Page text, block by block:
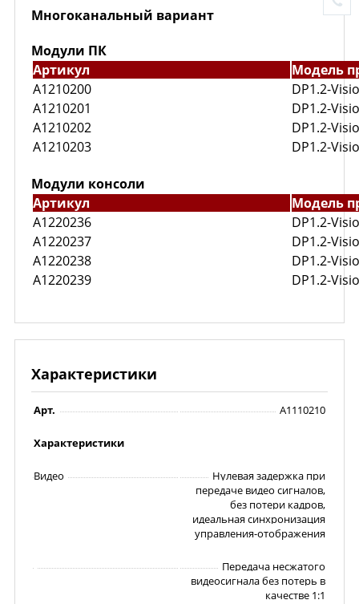
Многоканальный вариант
Модули ПК
Артикул
Модель
A1210200
DP1.2-
A1210201
DP1.2-
A1210202
DP1.2-
A1210203
DP1.2-
Модули консоли
Артикул
Модель
A1220236
DP1.2-
A1220237
DP1.2-
A1220238
DP1.2-
A1220239
DP1.2-
Характеристики
Арт. A1110210
Характеристики
Видео
Нулевая задержка при
передаче видео сигналов,
без потери кадров,
идеальная синхронизация
управления-отображения
Передача несжатого
видеосигнала без потерь в
качестве 1:1